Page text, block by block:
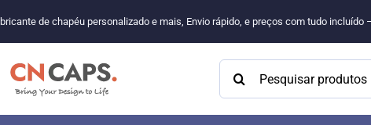
conteúdo
de chapéu personalizado e mais, Envio rápido, e preços com tudo incluído
Procurar: